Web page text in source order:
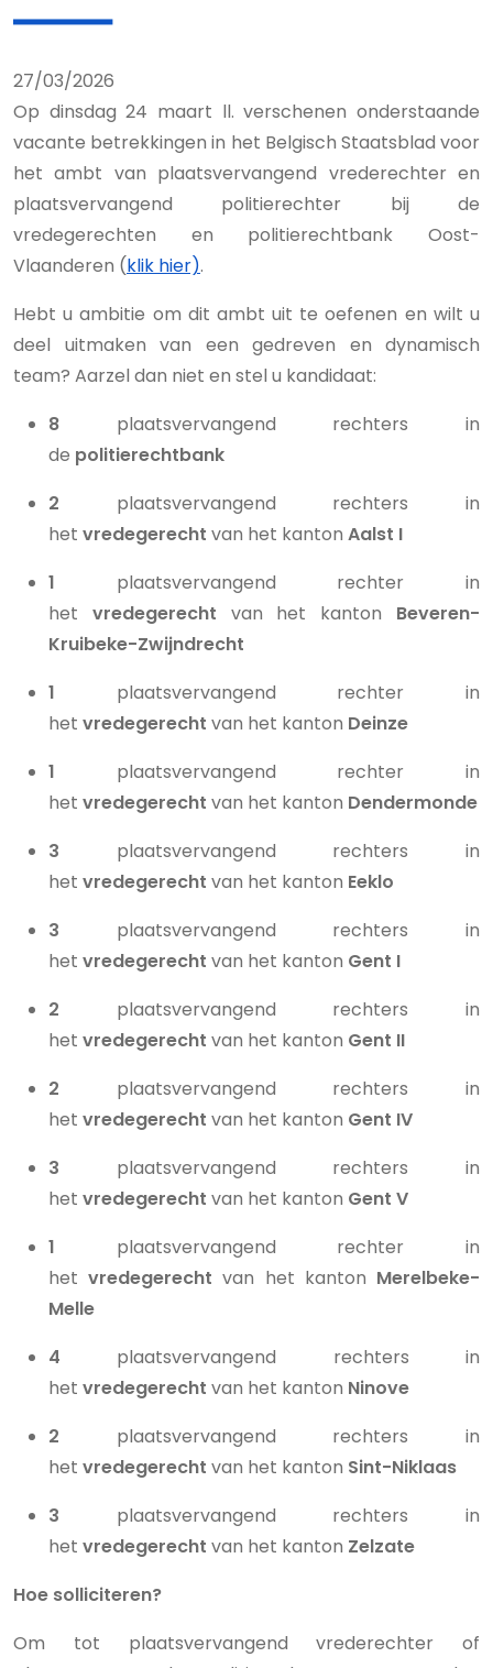
27/03/2026
Op dinsdag 24 maart ll. verschenen onderstaande
vacante betrekkingen in het Belgisch Staatsblad voor
het ambt van plaatsvervangend vrederechter en
plaatsvervangend politierechter bij de
vredegerechten en politierechtbank Oost-
Vlaanderen (klik hier).
Hebt u ambitie om dit ambt uit te oefenen en wilt u
deel uitmaken van een gedreven en dynamisch
team? Aarzel dan niet en stel u kandidaat:
8 plaatsvervangend rechters in
de politierechtbank
2 plaatsvervangend rechters in
het vredegerecht van het kanton Aalst I
1 plaatsvervangend rechter in
het vredegerecht van het kanton Beveren-
Kruibeke-Zwijndrecht
1 plaatsvervangend rechter in
het vredegerecht van het kanton Deinze
1 plaatsvervangend rechter in
het vredegerecht van het kanton Dendermonde
3 plaatsvervangend rechters in
het vredegerecht van het kanton Eeklo
3 plaatsvervangend rechters in
het vredegerecht van het kanton Gent I
2 plaatsvervangend rechters in
het vredegerecht van het kanton Gent II
2 plaatsvervangend rechters in
het vredegerecht van het kanton Gent IV
3 plaatsvervangend rechters in
het vredegerecht van het kanton Gent V
1 plaatsvervangend rechter in
hetvredegerecht van het kanton Merelbeke-
Melle
4 plaatsvervangend rechters in
het vredegerecht van het kanton Ninove
2 plaatsvervangend rechters in
het vredegerecht van het kanton Sint-Niklaas
3 plaatsvervangend rechters in
het vredegerecht van het kanton Zelzate
Hoe solliciteren?
Om tot plaatsvervangend vrederechter of